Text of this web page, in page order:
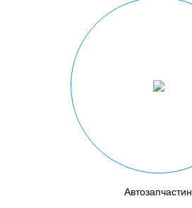
Автозапчастин